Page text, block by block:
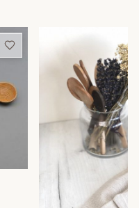
Добави в любими